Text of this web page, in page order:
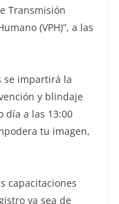
Transmisión
(VPH)”, a las
se impartirá la
y blindaje
día a las 13:00
tu imagen,
capacitaciones
ya sea de